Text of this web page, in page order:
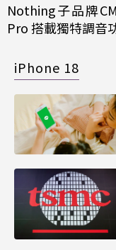
Nothing子品牌
Pro 搭載獨特調音
iPhone 18